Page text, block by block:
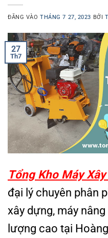
ĐĂNG VÀOTHÁNG 7 27, 2023 BỞI
27
Th7
Tổng Kho Máy
đại lý chuyên phân
xây dựng, máy
lượng cao tại